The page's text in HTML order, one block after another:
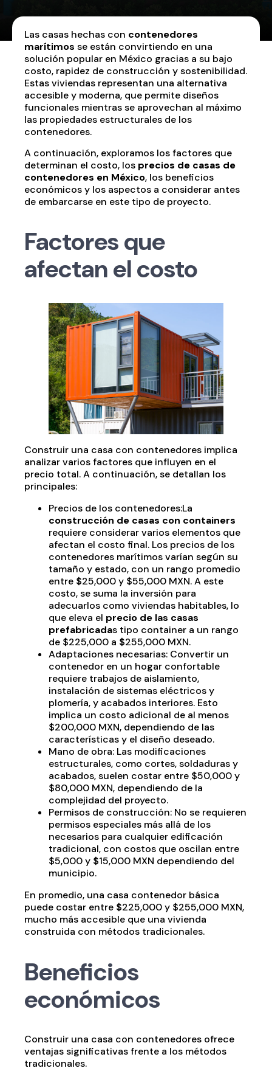
Las casas hechas con contenedores
marítimos se están convirtiendo en una
solución popular en México gracias a su bajo
costo, rapidez de construcción y sostenibilidad.
Estas viviendas representan una alternativa
accesible y moderna, que permite diseños
funcionales mientras se aprovechan al máximo
las propiedades estructurales de los
contenedores.
A continuación, exploramos los factores que
determinan el costo, los precios de casas de
contenedores en México, los beneficios
económicos y los aspectos a considerar antes
de embarcarse en este tipo de proyecto.
Factores que
afectan el costo
Construir una casa con contenedores implica
analizar varios factores que influyen en el
precio total. A continuación, se detallan los
principales:
Precios de los contenedores:La
construcción de casas con containers
requiere considerar varios elementos que
afectan el costo final. Los precios de los
contenedores marítimos varían según su
tamaño y estado, con un rango promedio
entre $25,000 y $55,000 MXN. A este
costo, se suma la inversión para
adecuarlos como viviendas habitables, lo
que eleva el precio de las casas
prefabricadas tipo container a un rango
de $225,000 a $255,000 MXN.
Adaptaciones necesarias: Convertir un
contenedor en un hogar confortable
requiere trabajos de aislamiento,
instalación de sistemas eléctricos y
plomería, y acabados interiores. Esto
implica un costo adicional de al menos
$200,000 MXN, dependiendo de las
características y el diseño deseado.
Mano de obra: Las modificaciones
estructurales, como cortes, soldaduras y
acabados, suelen costar entre $50,000 y
$80,000 MXN, dependiendo de la
complejidad del proyecto.
Permisos de construcción: No se requieren
permisos especiales más allá de los
necesarios para cualquier edificación
tradicional, con costos que oscilan entre
$5,000 y $15,000 MXN dependiendo del
municipio.
En promedio, una casa contenedor básica
puede costar entre $225,000 y $255,000 MXN,
mucho más accesible que una vivienda
construida con métodos tradicionales.
Beneficios
económicos
Construir una casa con contenedores ofrece
ventajas significativas frente a los métodos
tradicionales.